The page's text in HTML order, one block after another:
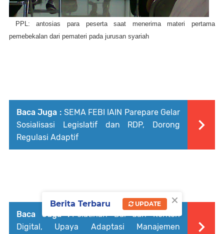
PPL: antosias para peserta saat menerima materi pertama
pemebekalan dari pemateri pada jurusan syariah
Baca Juga : SEMA FEBI IAIN Parepare Gelar
Sosialisasi Legislatif dan RDP, Dorong
Regulasi Adaptif
Baca Juga : Pelatihan Dai dan Konten
Digital, Upaya Adaptasi Manajemen
×
Berita Terbaru UPDATE